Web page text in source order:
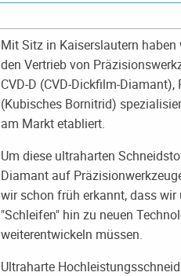
Mit Sitz in Kaiserslautern
den Vertrieb von
CVD-D (CVD-Dickfilm-
(Kubisches Bornitrid)
am Markt etabliert.
Um diese ultraharten
Diamant auf
wir schon früh erkannt, dass
"Schleifen" hin zu neuen
weiterentwickeln müssen.
Ultraharte